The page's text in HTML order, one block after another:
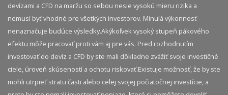
devízami a CFD na maržu so sebou nesie vysokú mieru rizika a
nemusí byť vhodné pre všetkých investorov. Minulá výkonnosť
nenaznačuje budúce výsledky.​ Akýkoľvek vysoký stupeň pákového
efektu môže pracovať proti vám aj pre vás. Pred rozhodnutím
investovať do devíz a CFD by ste mali dôkladne zvážiť svoje investičné
ciele, úroveň skúseností a ochotu riskovať.​ Existuje možnosť, že by ste
mohli utrpieť stratu časti alebo celej svojej počiatočnej investície, a